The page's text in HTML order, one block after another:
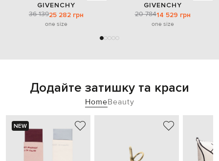
GIVENCHY
36 13925 282 грн
one size
GIVENCHY
20 78414 529 грн
one size
Додайте затишку та краси
HomeBeauty
NEW